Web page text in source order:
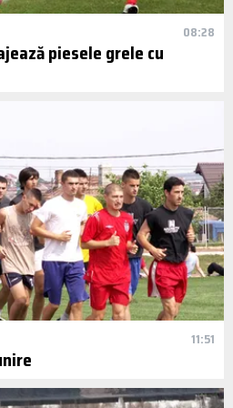
08:28
piesele grele cu
11:51